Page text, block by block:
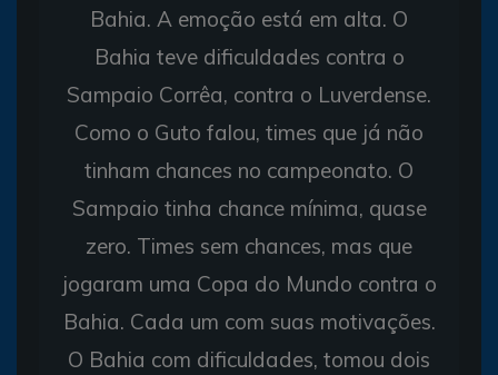
Bahia. A emoção está em alta. O
Bahia teve dificuldades contra o
Sampaio Corrêa, contra o Luverdense.
Como o Guto falou, times que já não
tinham chances no campeonato. O
Sampaio tinha chance mínima, quase
zero. Times sem chances, mas que
jogaram uma Copa do Mundo contra o
Bahia. Cada um com suas motivações.
O Bahia com dificuldades, tomou dois